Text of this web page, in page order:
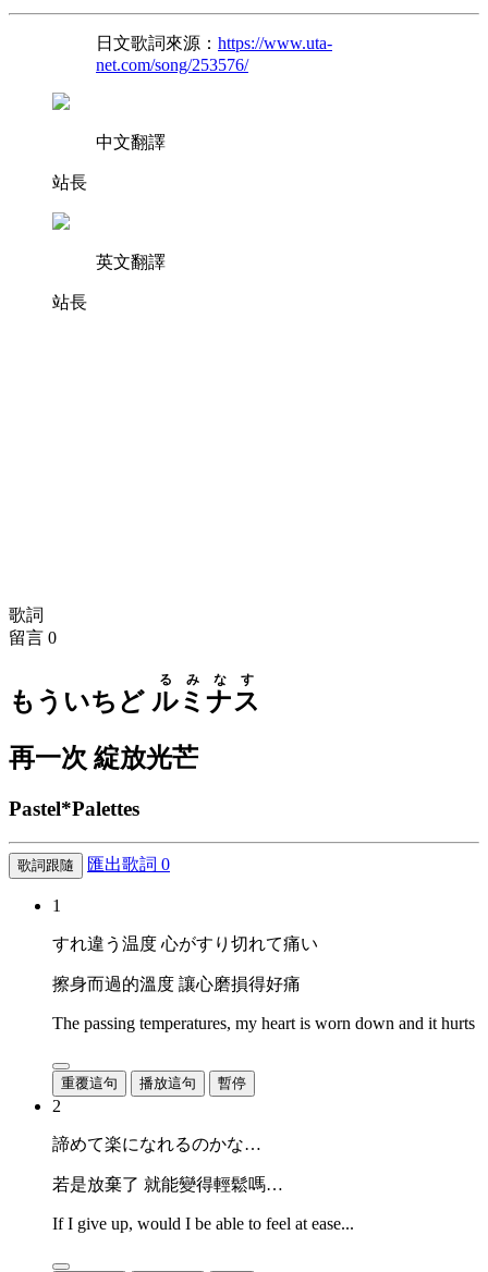
日文歌詞來源： https://www.uta-
net.com/song/253576/
中文翻譯
站長
英文翻譯
站長
歌詞
留言 0
もういちど ルミナス
るみなす
再一次 綻放光芒
Pastel*Palettes
歌詞跟隨 匯出歌詞 0
1
すれ違う温度 心がすり切れて痛い
擦身而過的溫度 讓心磨損得好痛
The passing temperatures, my heart is worn down and it hurts
重覆這句 播放這句 暫停
2
諦めて楽になれるのかな…
若是放棄了 就能變得輕鬆嗎…
If I give up, would I be able to feel at ease...